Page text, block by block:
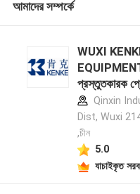
আমাদের সম্পর্কে
WUXI
প্রস্তুতকারক
Qinxin
Dist, Wuxi
,চীন
5.0
যাচাইকৃত